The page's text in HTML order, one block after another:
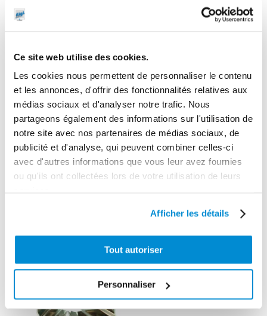
Ce site web utilise des cookies.
Les cookies nous permettent de personnaliser le contenu
et les annonces, d'offrir des fonctionnalités relatives aux
médias sociaux et d'analyser notre trafic. Nous
partageons également des informations sur l'utilisation de
notre site avec nos partenaires de médias sociaux, de
publicité et d'analyse, qui peuvent combiner celles-ci
avec d'autres informations que vous leur avez fournies
ou qu'ils ont collectées lors de votre utilisation de leurs
Afficher les détails
Tout autoriser
Personnaliser
Pivot
orientable pour
enrouleur 8 m
spécial AdBlue
Filtre de
rechange 5
microns